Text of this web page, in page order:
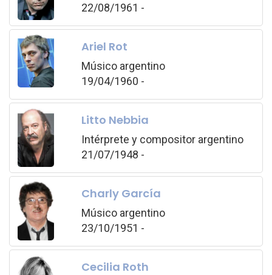
22/08/1961 -
Ariel Rot
Músico argentino
19/04/1960 -
Litto Nebbia
Intérprete y compositor argentino
21/07/1948 -
Charly García
Músico argentino
23/10/1951 -
Cecilia Roth